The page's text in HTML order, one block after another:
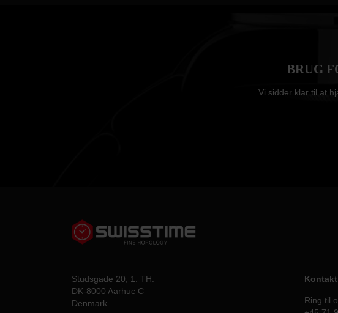
BRUG
Vi sidder klar til at
Studsgade 20, 1. TH.
DK-8000 Aarhuc C
Denmark
Kontakt
Ring til